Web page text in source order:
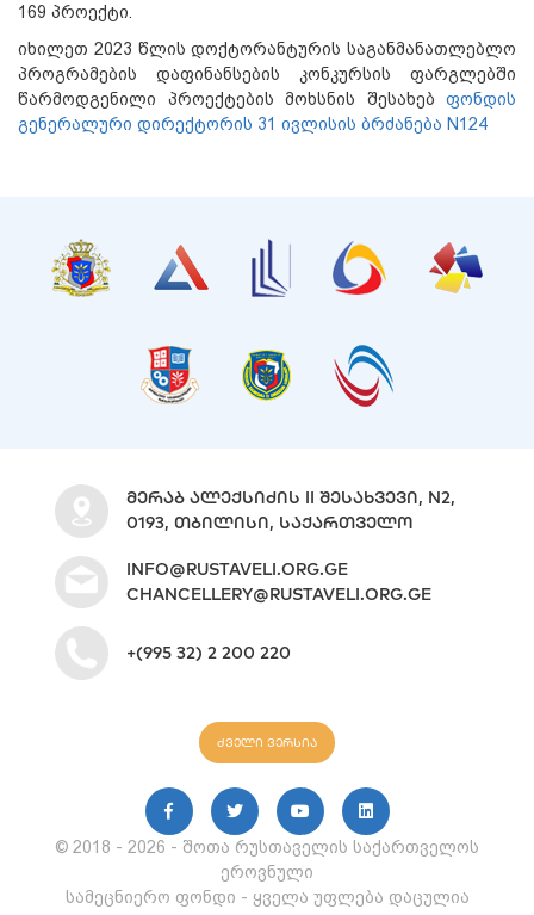
169 პროექტი.
იხილეთ 2023 წლის დოქტორანტურის საგანმანათლებლო
პროგრამების დაფინანსების კონკურსის ფარგლებში
წარმოდგენილი პროექტების მოხსნის შესახებ ფონდის
გენერალური დირექტორის 31 ივლისის ბრძანება N124
© 2018 - 2026 - შოთა რუსთაველის საქართველოს
ეროვნული
სამეცნიერო ფონდი - ყველა უფლება დაცულია
ᲛᲔᲠᲐᲑ ᲐᲚᲔᲥᲡᲘᲫᲘᲡ II ᲨᲔᲡᲐᲮᲕᲔᲕᲘ, N2,
0193, ᲗᲑᲘᲚᲘᲡᲘ, ᲡᲐᲥᲐᲠᲗᲕᲔᲚᲝ
INFO@RUSTAVELI.ORG.GE
CHANCELLERY@RUSTAVELI.ORG.GE
+(995 32) 2 200 220
ძველი ვერსია